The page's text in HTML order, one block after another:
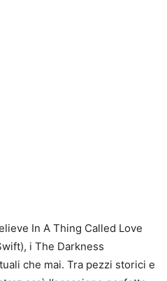
In A Thing Called Love
i The Darkness
che mai. Tra pezzi storici e